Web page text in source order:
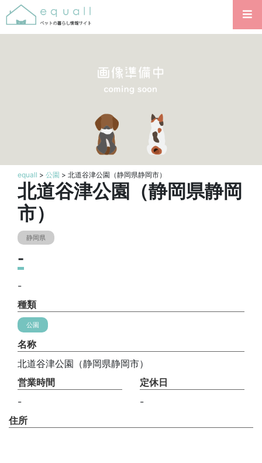
equall > 公園 > 北道谷津公園（静岡県静岡市）
北道谷津公園（静岡県静岡
市）
静岡県
-
-
種類
公園
名称
北道谷津公園（静岡県静岡市）
営業時間
-
定休日
-
住所